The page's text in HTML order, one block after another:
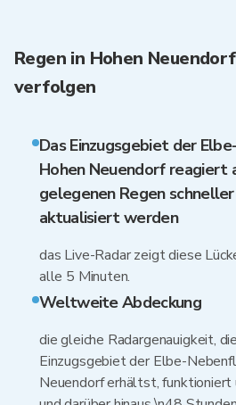
Regen in Hohen
verfolgen
Das Einzugsgebiet der
Hohen Neuendorf
gelegenen Regen
aktualisiert werden
das Live-Radar zeigt diese
alle 5 Minuten.
Weltweite Abdeckung
die gleiche Radargenauigkeit,
Einzugsgebiet der Elbe-
Neuendorf erhältst,